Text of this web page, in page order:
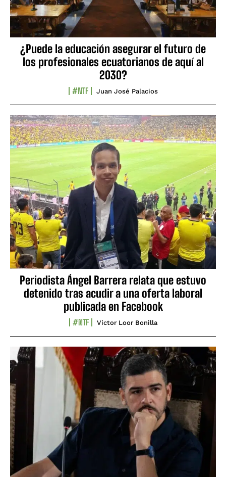
¿Puede la educación asegurar el futuro de
los profesionales ecuatorianos de aquí al
2030?
#NTF Juan José Palacios
Periodista Ángel Barrera relata que estuvo
detenido tras acudir a una oferta laboral
publicada en Facebook
#NTF Víctor Loor Bonilla